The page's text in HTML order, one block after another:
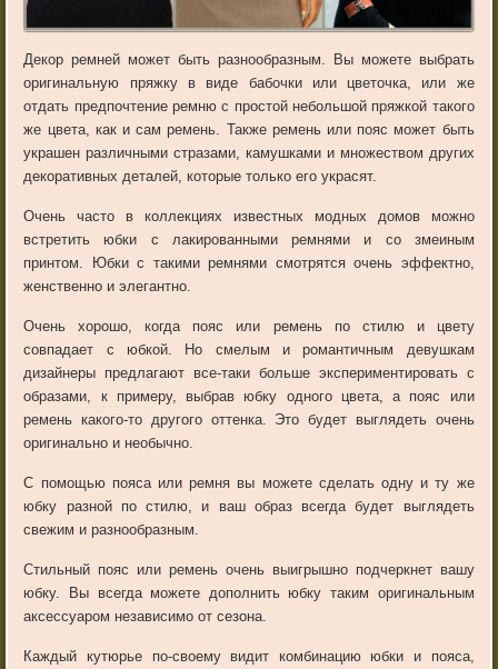
Декор ремней может быть разнообразным. Вы можете выбрать
оригинальную пряжку в виде бабочки или цветочка, или же
отдать предпочтение ремню с простой небольшой пряжкой такого
же цвета, как и сам ремень. Также ремень или пояс может быть
украшен различными стразами, камушками и множеством других
декоративных деталей, которые только его украсят.
Очень часто в коллекциях известных модных домов можно
встретить юбки с лакированными ремнями и со змеиным
принтом. Юбки с такими ремнями смотрятся очень эффектно,
женственно и элегантно.
Очень хорошо, когда пояс или ремень по стилю и цвету
совпадает с юбкой. Но смелым и романтичным девушкам
дизайнеры предлагают все-таки больше экспериментировать с
образами, к примеру, выбрав юбку одного цвета, а пояс или
ремень какого-то другого оттенка. Это будет выглядеть очень
оригинально и необычно.
С помощью пояса или ремня вы можете сделать одну и ту же
юбку разной по стилю, и ваш образ всегда будет выглядеть
свежим и разнообразным.
Стильный пояс или ремень очень выигрышно подчеркнет вашу
юбку. Вы всегда можете дополнить юбку таким оригинальным
аксессуаром независимо от сезона.
Каждый кутюрье по-своему видит комбинацию юбки и пояса,